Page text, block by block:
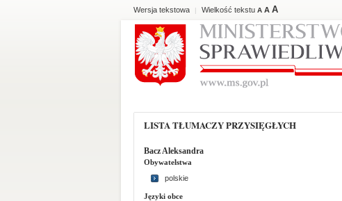
Wersja tekstowa | Wielkość tekstu A A A
LISTA TŁUMACZY PRZYSIĘGŁYCH
Bacz Aleksandra
Obywatelstwa
polskie
Języki obce